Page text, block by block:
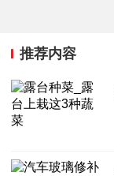
推荐内容